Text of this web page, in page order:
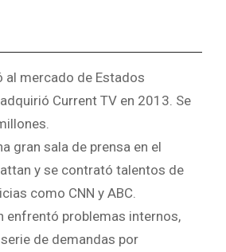
al mercado de Estados
Current TV en 2013. Se
gran sala de prensa en el
y se contrató talentos de
como CNN y ABC.
enfrentó problemas internos,
de demandas por